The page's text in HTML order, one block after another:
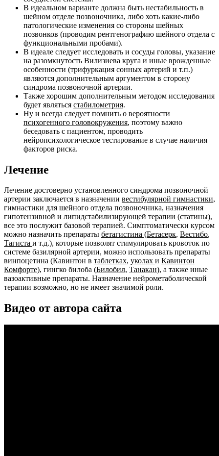
В идеальном варианте должна быть нестабильность в
шейном отделе позвоночника, либо хоть какие-либо
патологические изменения со стороны шейных
позвонков (проводим рентгенографию шейного отдела с
функциональными пробами).
В идеале следует исследовать и сосуды головы, указание
на разомкнутость Вилизиева круга и иные врожденные
особенности (трифуркация сонных артерий и т.п.)
являются дополнительным аргументом в сторону
синдрома позвоночной артерии.
Также хорошим дополнительным методом исследования
будет являться стабилометрия.
Ну и всегда следует помнить о вероятности
психогенного головокружения, поэтому важно
беседовать с пациентом, проводить
нейропсихологическое тестирование в случае наличия
факторов риска.
Лечение
Лечение достоверно установленного синдрома позвоночной
артерии заключается в назначении вестибулярной гимнастики,
гимнастики для шейного отдела позвоночника, назначения
гипотензивной и липидстабилизирующей терапии (статины),
все это послужит базовой терапией. Симптоматически курсом
можно назначить препараты бетагистина (Бетасерк, Вестибо,
Тагиста и т.д.), которые позволят стимулировать кровоток по
системе базилярной артерии, можно использовать препараты
винпоцетина (Кавинтон в таблетках, уколах и Кавинтон
Комфорте), гингко билоба (Билобил, Танакан), а также иные
вазоактивные препараты. Назначение нейрометаболической
терапии возможно, но не имеет значимой роли.
Видео от автора сайта